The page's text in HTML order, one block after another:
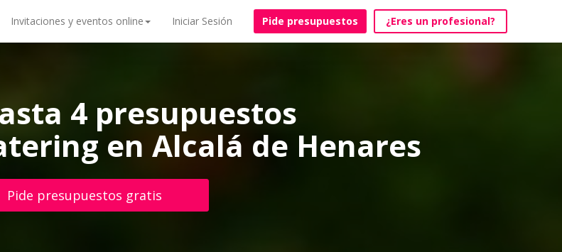
Invitaciones y eventos online Iniciar Sesión Pide presupuestos ¿Eres un profesional?
4 presupuestos
en Alcalá de Henares
Pide presupuestos gratis